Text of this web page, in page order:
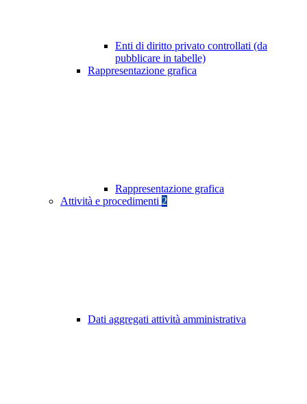
Enti di diritto privato controllati (da
pubblicare in tabelle)
Rappresentazione grafica
Rappresentazione grafica
Attività e procedimenti 2
Dati aggregati attività amministrativa